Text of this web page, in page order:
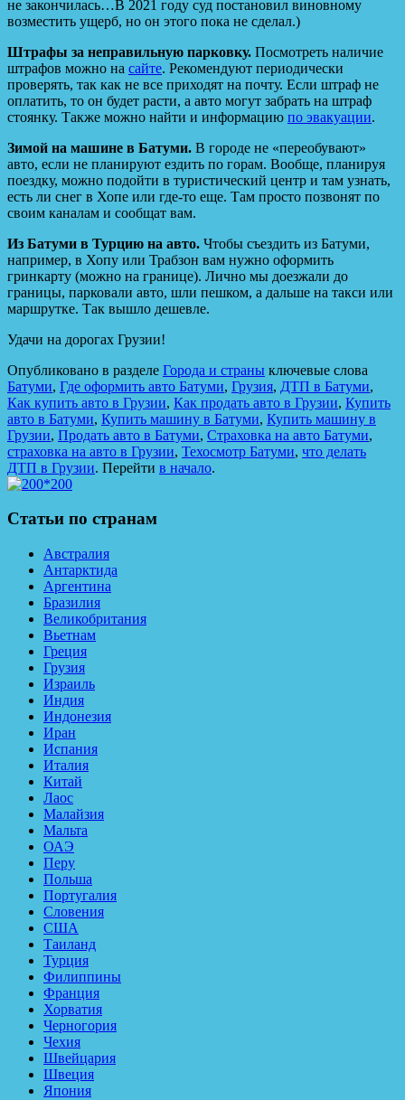
не закончилась…В 2021 году суд постановил виновному
возместить ущерб, но он этого пока не сделал.)
Штрафы за неправильную парковку. Посмотреть наличие
штрафов можно на сайте. Рекомендуют периодически
проверять, так как не все приходят на почту. Если штраф не
оплатить, то он будет расти, а авто могут забрать на штраф
стоянку. Также можно найти и информацию по эвакуации.
Зимой на машине в Батуми. В городе не «переобувают»
авто, если не планируют ездить по горам. Вообще, планируя
поездку, можно подойти в туристический центр и там узнать,
есть ли снег в Хопе или где-то еще. Там просто позвонят по
своим каналам и сообщат вам.
Из Батуми в Турцию на авто. Чтобы съездить из Батуми,
например, в Хопу или Трабзон вам нужно оформить
гринкарту (можно на границе). Лично мы доезжали до
границы, парковали авто, шли пешком, а дальше на такси или
маршрутке. Так вышло дешевле.
Удачи на дорогах Грузии!
Опубликовано в разделе Города и страны ключевые слова
Батуми, Где оформить авто Батуми, Грузия, ДТП в Батуми,
Как купить авто в Грузии, Как продать авто в Грузии, Купить
авто в Батуми, Купить машину в Батуми, Купить машину в
Грузии, Продать авто в Батуми, Страховка на авто Батуми,
страховка на авто в Грузии, Техосмотр Батуми, что делать
ДТП в Грузии. Перейти в начало.
Статьи по странам
Австралия
Антарктида
Аргентина
Бразилия
Великобритания
Вьетнам
Греция
Грузия
Израиль
Индия
Индонезия
Иран
Испания
Италия
Китай
Лаос
Малайзия
Мальта
ОАЭ
Перу
Польша
Португалия
Словения
США
Таиланд
Турция
Филиппины
Франция
Хорватия
Черногория
Чехия
Швейцария
Швеция
Япония